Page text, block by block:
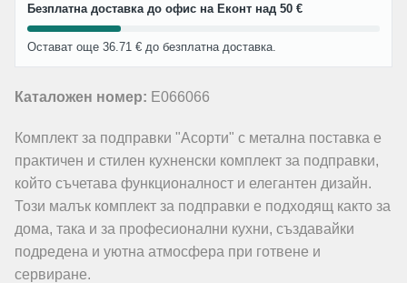
Безплатна доставка до офис на Еконт над 50 €
Остават още 36.71 € до безплатна доставка.
Каталожен номер: E066066
Комплект за подправки "Асорти" с метална поставка е
практичен и стилен кухненски комплект за подправки,
който съчетава функционалност и елегантен дизайн.
Този малък комплект за подправки е подходящ както за
дома, така и за професионални кухни, създавайки
подредена и уютна атмосфера при готвене и
сервиране.